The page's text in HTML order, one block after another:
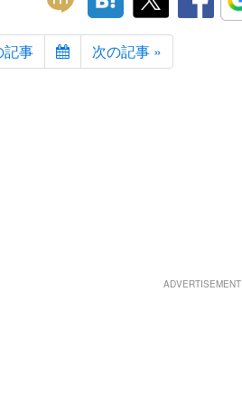
記事 次の記事 »
ADVERTISEMENT